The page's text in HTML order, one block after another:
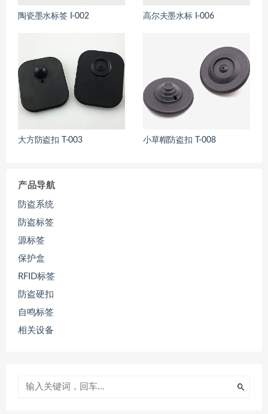
陶瓷墨水标签 I-002 高尔夫墨水标 I-006
大方防盗扣 T-003 小草帽防盗扣 T-008
产品导航
防盗系统
防盗标签
源标签
保护盒
RFID标签
防盗硬扣
自鸣标签
相关设备